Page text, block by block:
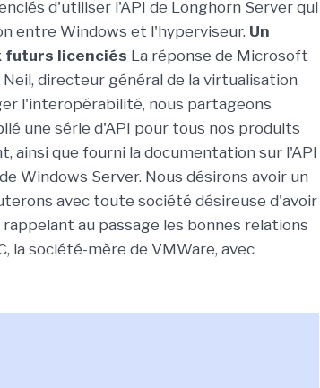
d'utiliser l'API de Longhorn Server qui
entre Windows et l'hyperviseur. Un
futurs licenciés La réponse de Microsoft
directeur général de la virtualisation
l'interopérabilité, nous partageons
une série d'API pour tous nos produits
ainsi que fourni la documentation sur l'API
Windows Server. Nous désirons avoir un
avec toute société désireuse d'avoir
au passage les bonnes relations
la société-mère de VMWare, avec